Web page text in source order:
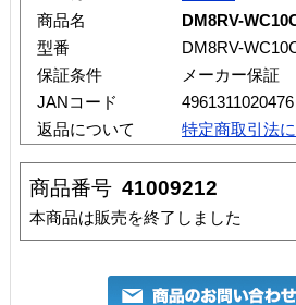
商品名
DM8RV-
型番
DM8RV-
保証条件
メーカー保証
JANコード
4961311020476
返品について
特定商取引法
商品番号 41009212
本商品は販売を終了しました